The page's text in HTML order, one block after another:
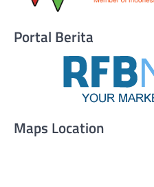
Portal Berita
Maps Location